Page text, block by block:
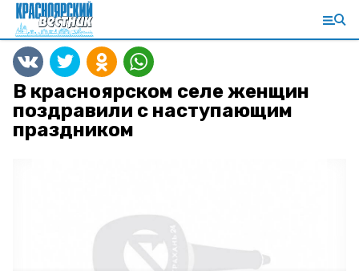
В красноярском селе женщин
поздравили с наступающим
праздником